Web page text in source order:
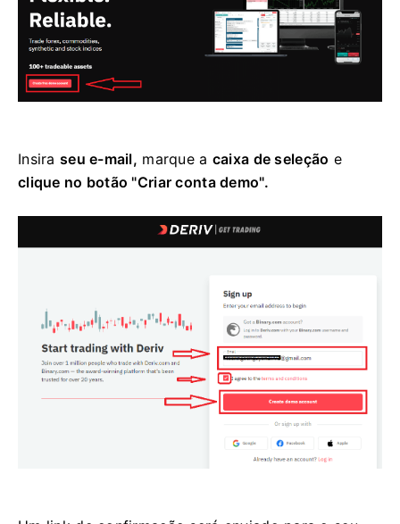
Insira seu e-mail, marque a caixa de seleção e
clique no botão "Criar conta demo".